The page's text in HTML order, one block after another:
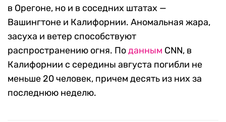
в Орегоне, но и в соседних штатах —
Вашингтоне и Калифорнии. Аномальная жара,
засуха и ветер способствуют
распространению огня. Поданным CNN, в
Калифорнии с середины августа погибли не
меньше 20 человек, причем десять из них за
последнюю неделю.